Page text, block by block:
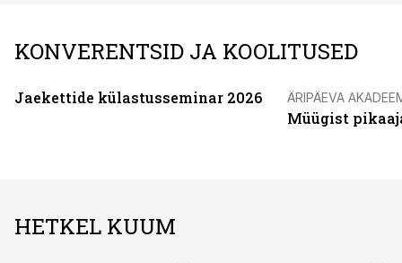
KONVERENTSID JA KOOLITUSED
Jaekettide külastusseminar 2026 ÄRIPÄEVA
Müügist
HETKEL KUUM